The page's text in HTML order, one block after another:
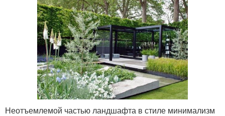
Неотъемлемой частью ландшафта в стиле минимализм